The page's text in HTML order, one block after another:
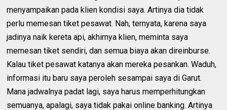
menyampaikan pada klien kondisi saya. Artinya dia tidak
perlu memesan tiket pesawat. Nah, ternyata, karena saya
jadinya naik kereta api, akhirnya klien, meminta saya
memesan tiket sendiri, dan semua biaya akan direinburse.
Kalau tiket pesawat katanya akan mereka pesankan. Waduh,
informasi itu baru saya peroleh sesampai saya di Garut.
Mana jadwalnya padat lagi, saya harus memperhitungkan
semuanya, apalagi, saya tidak pakai online banking. Artinya